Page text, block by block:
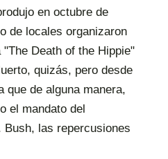
en octubre de
de locales organizaron
Death of the Hippie"
quizás, pero desde
que de alguna manera,
el mandato del
Bush, las repercusiones